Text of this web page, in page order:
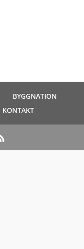
BYGGNATION
KONTAKT